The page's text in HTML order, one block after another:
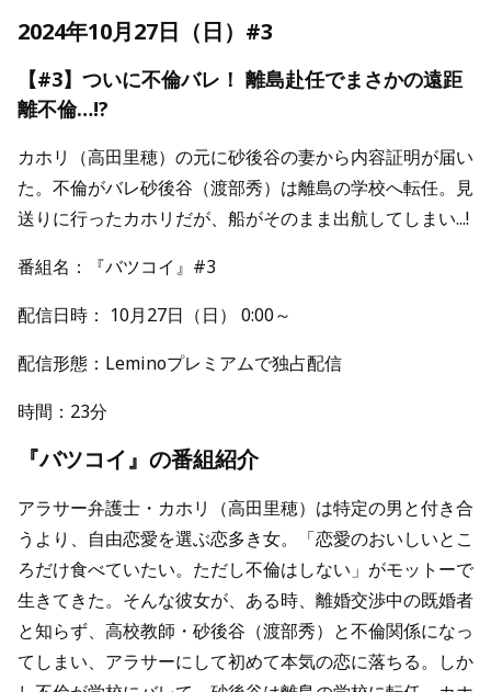
2024年10月27日（日）#3
【#3】ついに不倫バレ！ 離島赴任でまさかの遠距
離不倫…!?
カホリ（高田里穂）の元に砂後谷の妻から内容証明が届い
た。不倫がバレ砂後谷（渡部秀）は離島の学校へ転任。見
送りに行ったカホリだが、船がそのまま出航してしまい...!
番組名：『バツコイ』#3
配信日時： 10月27日（日） 0:00～
配信形態：Leminoプレミアムで独占配信
時間：23分
『バツコイ』の番組紹介
アラサー弁護士・カホリ（高田里穂）は特定の男と付き合
うより、自由恋愛を選ぶ恋多き女。「恋愛のおいしいとこ
ろだけ食べていたい。ただし不倫はしない」がモットーで
生きてきた。そんな彼女が、ある時、離婚交渉中の既婚者
と知らず、高校教師・砂後谷（渡部秀）と不倫関係になっ
てしまい、アラサーにして初めて本気の恋に落ちる。しか